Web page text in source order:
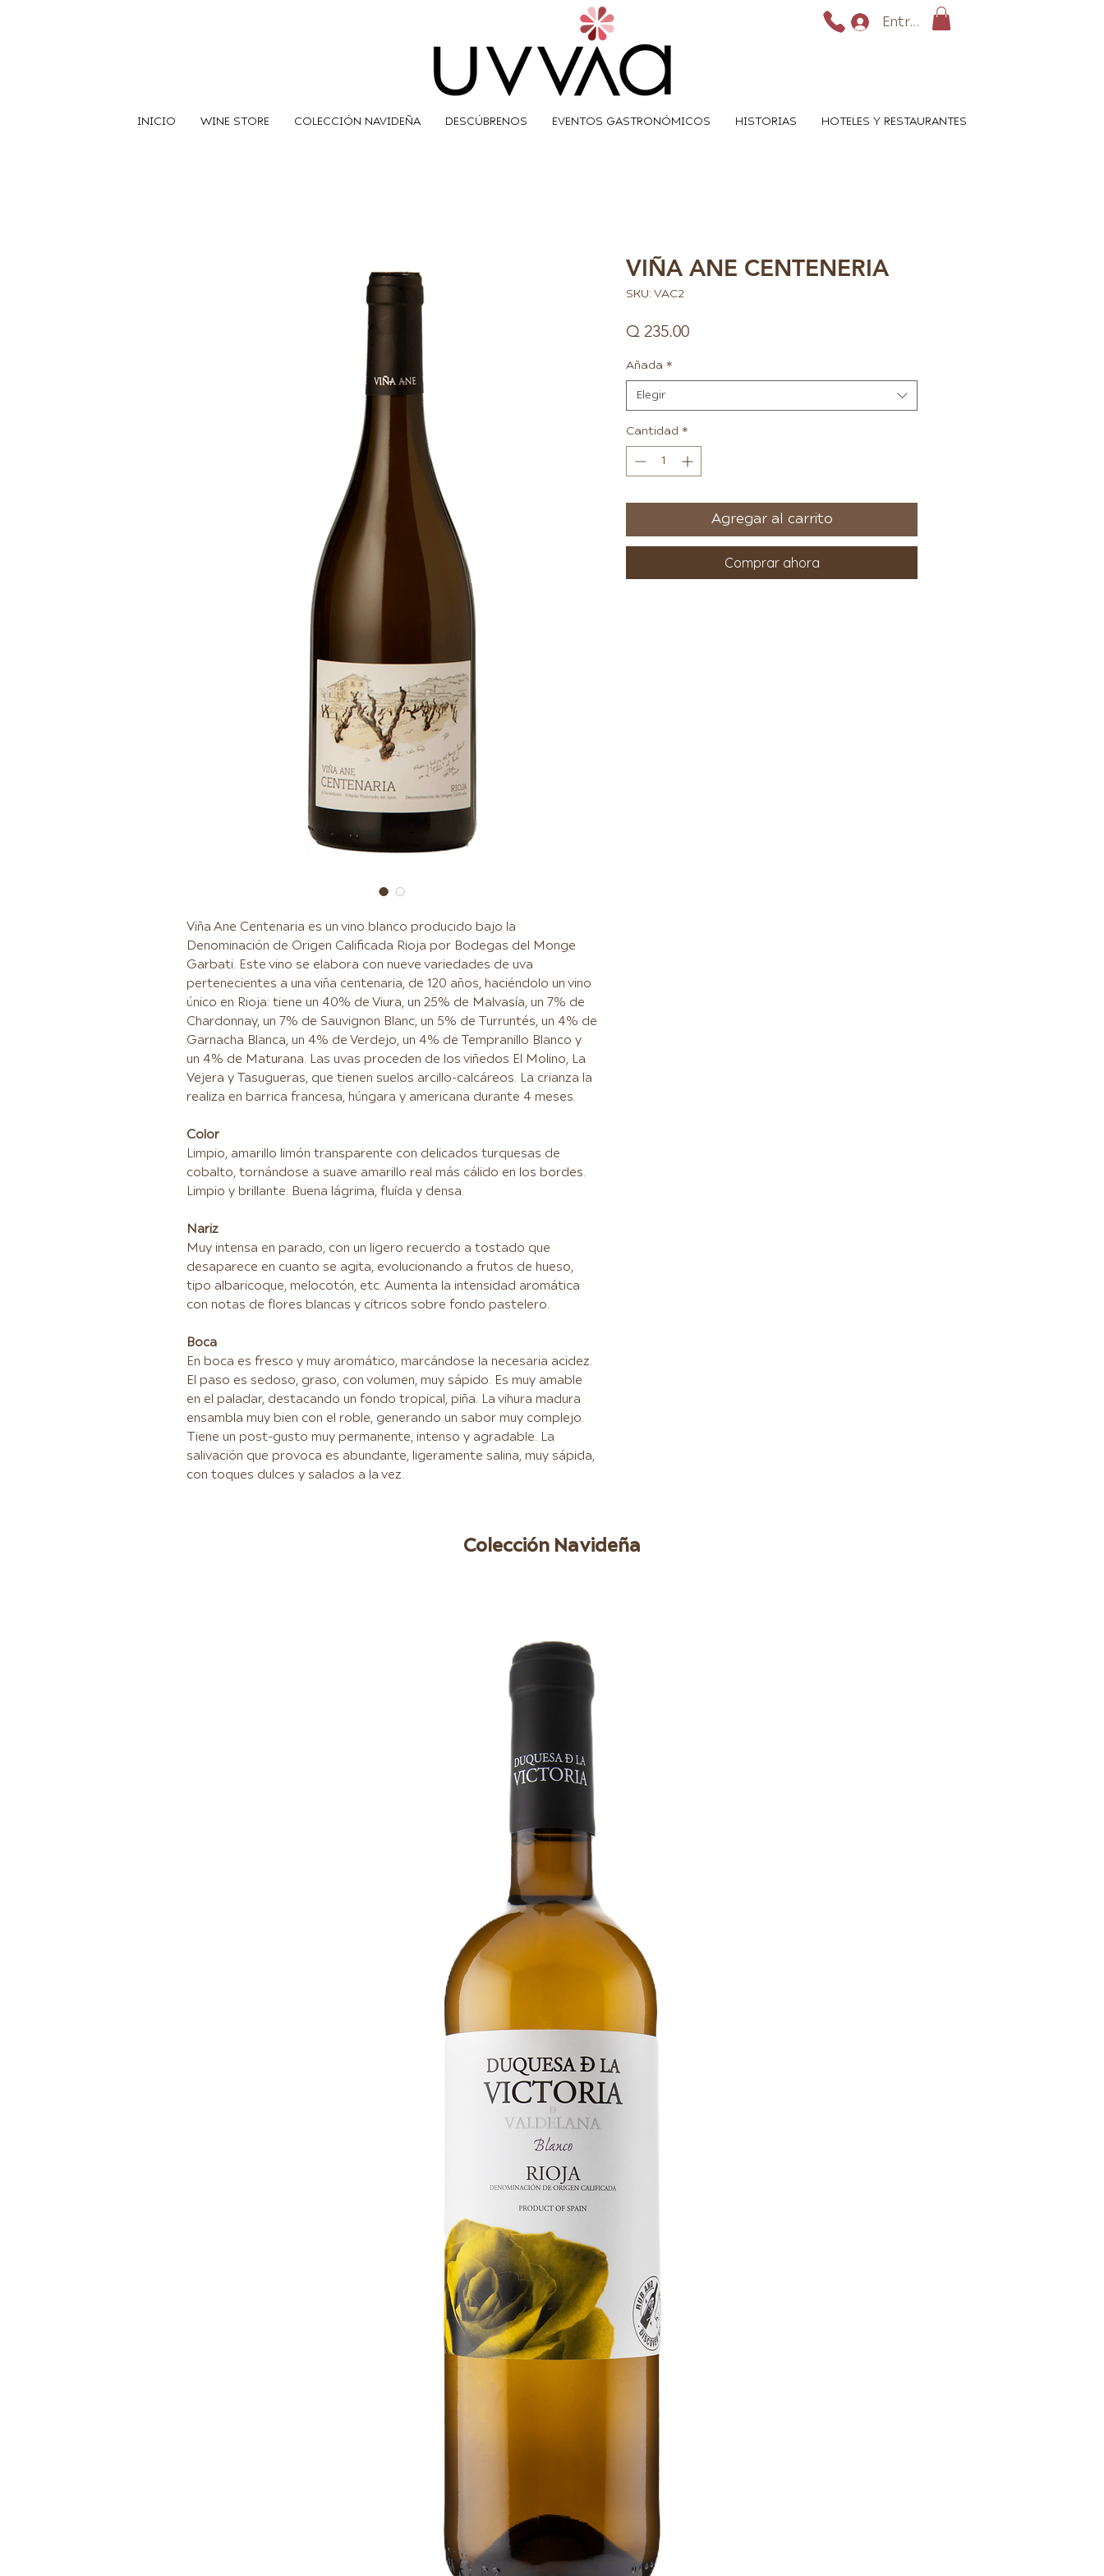
Entrar
INICIO WINE STORE COLECCIÓN NAVIDEÑA DESCÚBRENOS EVENTOS GASTRONÓMICOS HISTORIAS HOTELES Y RESTAURANTES
Viña Ane Centenaria es un vino blanco producido bajo la
Denominación de Origen Calificada Rioja por Bodegas del Monge
Garbati. Este vino se elabora con nueve variedades de uva
pertenecientes a una viña centenaria, de 120 años, haciéndolo un vino
único en Rioja: tiene un 40% de Viura, un 25% de Malvasía, un 7% de
Chardonnay, un 7% de Sauvignon Blanc, un 5% de Turruntés, un 4% de
Garnacha Blanca, un 4% de Verdejo, un 4% de Tempranillo Blanco y
un 4% de Maturana. Las uvas proceden de los viñedos El Molino, La
Vejera y Tasugueras, que tienen suelos arcillo-calcáreos. La crianza la
realiza en barrica francesa, húngara y americana durante 4 meses.
Color
Limpio, amarillo limón transparente con delicados turquesas de
cobalto, tornándose a suave amarillo real más cálido en los bordes.
Limpio y brillante. Buena lágrima, fluída y densa.
Nariz
Muy intensa en parado, con un ligero recuerdo a tostado que
desaparece en cuanto se agita, evolucionando a frutos de hueso,
tipo albaricoque, melocotón, etc. Aumenta la intensidad aromática
con notas de flores blancas y cítricos sobre fondo pastelero.
Boca
En boca es fresco y muy aromático, marcándose la necesaria acidez.
El paso es sedoso, graso, con volumen, muy sápido. Es muy amable
en el paladar, destacando un fondo tropical, piña. La vihura madura
ensambla muy bien con el roble, generando un sabor muy complejo.
Tiene un post-gusto muy permanente, intenso y agradable. La
salivación que provoca es abundante, ligeramente salina, muy sápida,
con toques dulces y salados a la vez.
VIÑA ANE CENTENERIA
SKU: VAC2
Q 235.00Precio
Añada *
Elegir
Cantidad *
Agregar al carrito
Comprar ahora
Colección Navideña